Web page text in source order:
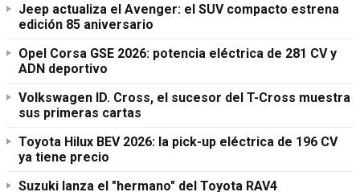
Jeep actualiza el Avenger: el SUV compacto estrena
edición 85 aniversario
Opel Corsa GSE 2026: potencia eléctrica de 281 CV y
ADN deportivo
Volkswagen ID. Cross, el sucesor del T-Cross muestra
sus primeras cartas
Toyota Hilux BEV 2026: la pick-up eléctrica de 196 CV
ya tiene precio
Suzuki lanza el "hermano" del Toyota RAV4